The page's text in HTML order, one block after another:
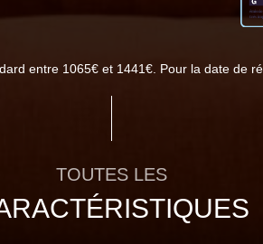
entre 1065€ et 1441€. Pour la date de
TOUTES LES